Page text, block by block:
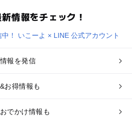
情報をチェック！
報を発信
お得情報も
でかけ情報も